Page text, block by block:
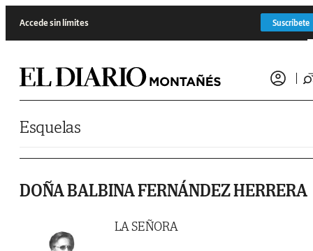
Accede sin límites Suscríbete
Esquelas
DOÑA BALBINA FERNÁNDEZ HERRERA
LA SEÑORA